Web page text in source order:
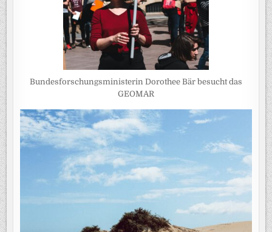
Bundesforschungsministerin Dorothee Bär besucht das
GEOMAR